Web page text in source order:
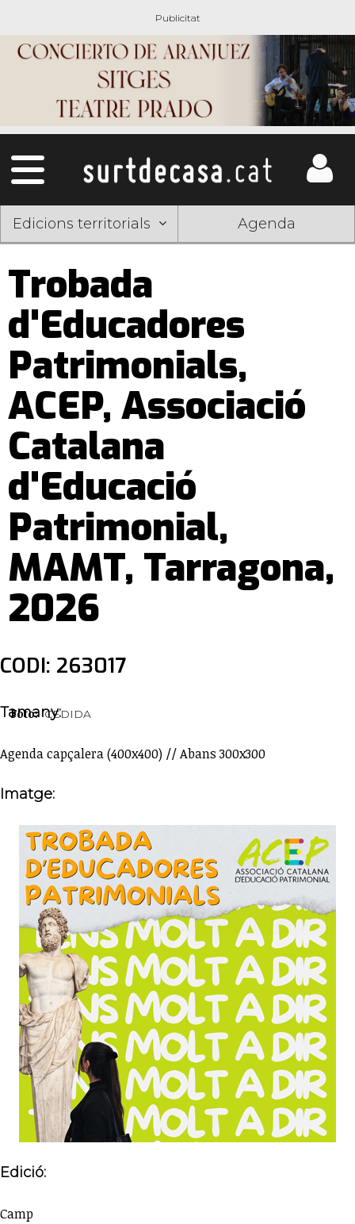
Edicions territorials Agenda
Trobada
d'Educadores
Patrimonials,
ACEP, Associació
Catalana
d'Educació
Patrimonial,
MAMT, Tarragona,
2026
CODI: 263017
Foto: CEDIDA
Tamany:
Agenda capçalera (400x400) // Abans 300x300
Imatge:
Edició:
Camp